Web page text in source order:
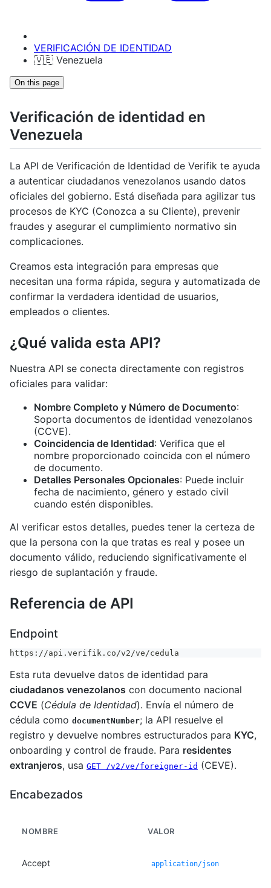
VERIFICACIÓN DE IDENTIDAD
🇻🇪 Venezuela
On this page
Verificación de identidad en
Venezuela
La API de Verificación de Identidad de Verifik te ayuda
a autenticar ciudadanos venezolanos usando datos
oficiales del gobierno. Está diseñada para agilizar tus
procesos de KYC (Conozca a su Cliente), prevenir
fraudes y asegurar el cumplimiento normativo sin
complicaciones.
Creamos esta integración para empresas que
necesitan una forma rápida, segura y automatizada de
confirmar la verdadera identidad de usuarios,
empleados o clientes.
¿Qué valida esta API?
Nuestra API se conecta directamente con registros
oficiales para validar:
Nombre Completo y Número de Documento:
Soporta documentos de identidad venezolanos
(CCVE).
Coincidencia de Identidad: Verifica que el
nombre proporcionado coincida con el número
de documento.
Detalles Personales Opcionales: Puede incluir
fecha de nacimiento, género y estado civil
cuando estén disponibles.
Al verificar estos detalles, puedes tener la certeza de
que la persona con la que tratas es real y posee un
documento válido, reduciendo significativamente el
riesgo de suplantación y fraude.
Referencia de API
Endpoint
https://api.verifik.co/v2/ve/cedula
Esta ruta devuelve datos de identidad para
ciudadanos venezolanos con documento nacional
CCVE (Cédula de Identidad). Envía el número de
cédula como documentNumber; la API resuelve el
registro y devuelve nombres estructurados para KYC,
onboarding y control de fraude. Para residentes
extranjeros, usa GET /v2/ve/foreigner-id (CEVE).
Encabezados
NOMBRE VALOR
Accept application/json